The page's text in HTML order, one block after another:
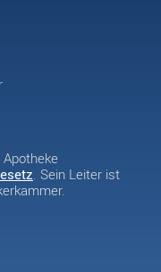
. Sein Leiter ist